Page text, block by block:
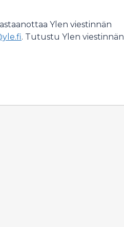
Ylen viestinnän
. Tutustu Ylen viestinnän